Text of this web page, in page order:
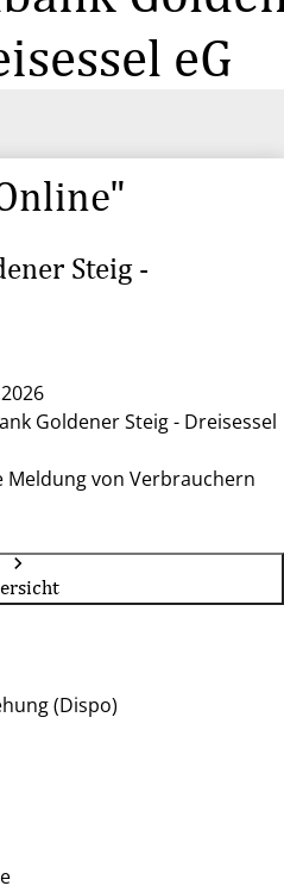
eG
Steig -
Goldener Steig - Dreisessel
von Verbrauchern
(Dispo)